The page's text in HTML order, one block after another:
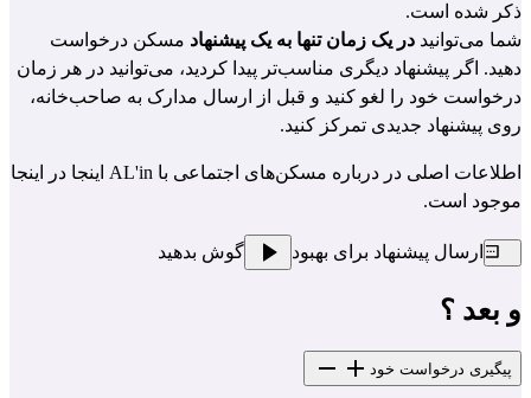
ذکر شده است.
شما می‌توانید در یک زمان تنها به یک پیشنهاد مسکن درخواست
دهید. اگر پیشنهاد دیگری مناسب‌تر پیدا کردید، می‌توانید در هر زمان
درخواست خود را لغو کنید و قبل از ارسال مدارک به صاحب‌خانه،
روی پیشنهاد جدیدی تمرکز کنید.
اطلاعات اصلی در درباره مسکن‌های اجتماعی با AL'in اینجا در اینجا
موجود است.
ارسال پیشنهاد برای بهبود گوش بدهید
و بعد ؟
پیگیری درخواست خود